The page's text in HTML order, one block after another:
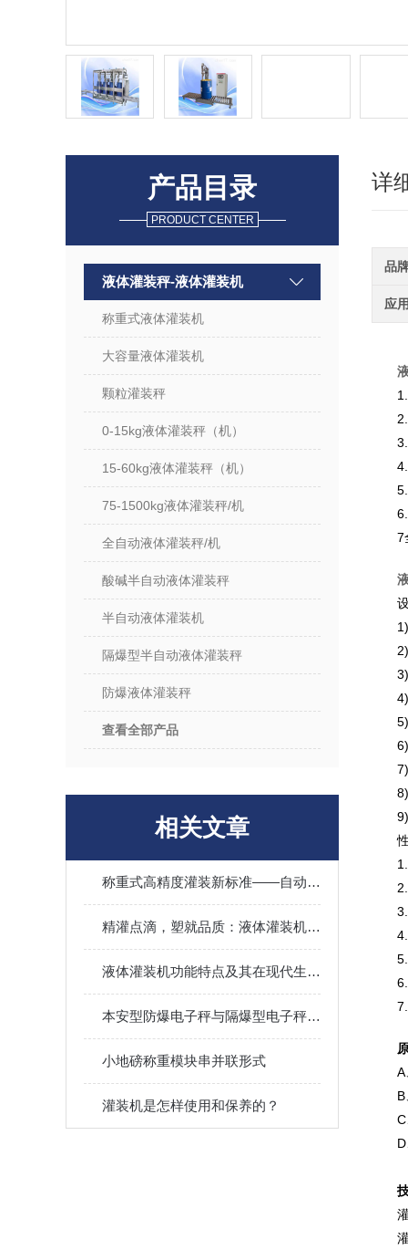
产品目录
PRODUCT CENTER
液体灌装秤-液体灌装机
称重式液体灌装机
大容量液体灌装机
颗粒灌装秤
0-15kg液体灌装秤（机）
15-60kg液体灌装秤（机）
75-1500kg液体灌装秤/机
全自动液体灌装秤/机
酸碱半自动液体灌装秤
半自动液体灌装机
隔爆型半自动液体灌装秤
防爆液体灌装秤
查看全部产品
相关文章
称重式高精度灌装新标准——自动型液体灌装秤在重工业领域的应用
精灌点滴，塑就品质：液体灌装机，高效生产的智能引擎
液体灌装机功能特点及其在现代生产线上的重要性
本安型防爆电子秤与隔爆型电子秤的区别
小地磅称重模块串并联形式
灌装机是怎样使用和保养的？
详
品
应
7
A